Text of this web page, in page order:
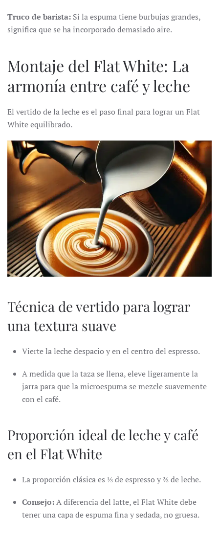
Truco de barista: Si la espuma tiene burbujas grandes,
significa que se ha incorporado demasiado aire.
Montaje del Flat White: La
armonía entre café y leche
El vertido de la leche es el paso final para lograr un Flat
White equilibrado.
Técnica de vertido para lograr
una textura suave
Vierte la leche despacio y en el centro del espresso.
A medida que la taza se llena, eleve ligeramente la
jarra para que la microespuma se mezcle suavemente
con el café.
Proporción ideal de leche y café
en el Flat White
La proporción clásica es ⅓ de espresso y ⅔ de leche.
Consejo:A diferencia del latte, el Flat White debe
tener una capa de espuma fina y sedada, no gruesa.